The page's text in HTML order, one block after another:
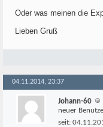
Oder was meinen die
Lieben Gruß
04.11.2014, 23:37
Johann-60
neuer
seit: